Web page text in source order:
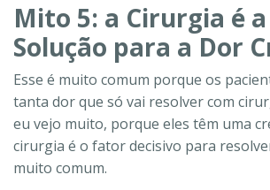
Mito 5: a Cirurgia é
Solução para a Dor
Esse é muito comum porque os
tanta dor que só vai resolver com
eu vejo muito, porque eles têm uma
cirurgia é o fator decisivo para
muito comum.